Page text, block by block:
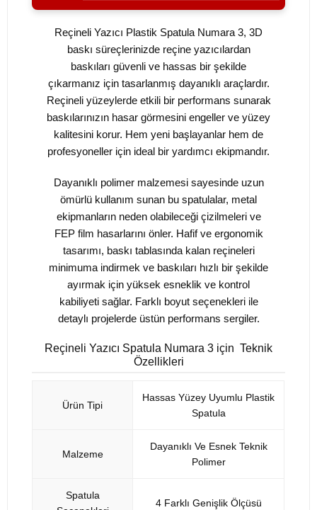
Reçineli Yazıcı Plastik Spatula Numara 3, 3D
baskı süreçlerinizde reçine yazıcılardan
baskıları güvenli ve hassas bir şekilde
çıkarmanız için tasarlanmış dayanıklı araçlardır.
Reçineli yüzeylerde etkili bir performans sunarak
baskılarınızın hasar görmesini engeller ve yüzey
kalitesini korur. Hem yeni başlayanlar hem de
profesyoneller için ideal bir yardımcı ekipmandır.
Dayanıklı polimer malzemesi sayesinde uzun
ömürlü kullanım sunan bu spatulalar, metal
ekipmanların neden olabileceği çizilmeleri ve
FEP film hasarlarını önler. Hafif ve ergonomik
tasarımı, baskı tablasında kalan reçineleri
minimuma indirmek ve baskıları hızlı bir şekilde
ayırmak için yüksek esneklik ve kontrol
kabiliyeti sağlar. Farklı boyut seçenekleri ile
detaylı projelerde üstün performans sergiler.
Reçineli Yazıcı Spatula Numara 3 için Teknik
Özellikleri
Ürün Tipi
Hassas Yüzey Uyumlu Plastik
Spatula
Malzeme
Dayanıklı Ve Esnek Teknik
Polimer
Spatula
4 Farklı Genişlik Ölçüsü